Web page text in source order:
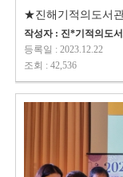
★진해기적의도서
작성자 : 진*기적의도
등록일 : 2023.12.22
조회 : 42,536